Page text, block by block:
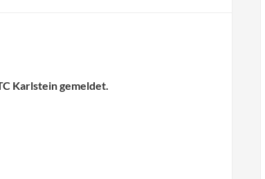
Karlstein gemeldet.